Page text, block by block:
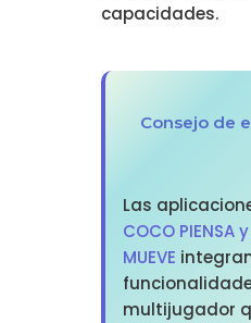
capacidades.
Consejo de
Las
COCO PIENSA
MUEVE
multijugador